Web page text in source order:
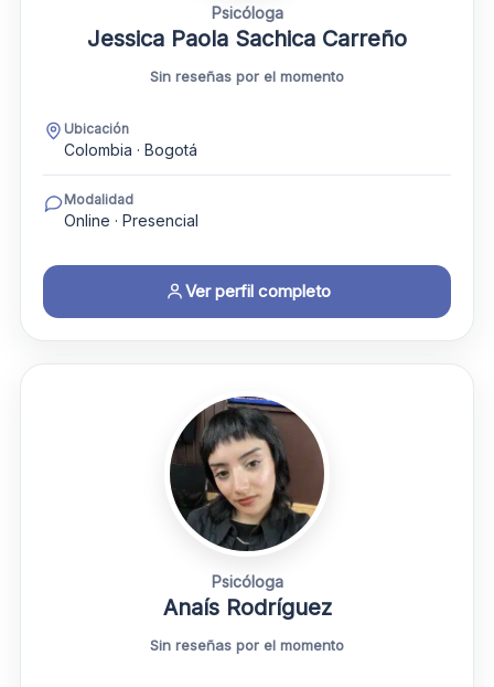
Psicóloga
Jessica Paola Sachica Carreño
Sin reseñas por el momento
Ubicación
Colombia · Bogotá
Modalidad
Online · Presencial
Ver perfil completo
Psicóloga
Anaís Rodríguez
Sin reseñas por el momento